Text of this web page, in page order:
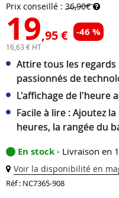
Prix conseillé : 36,90€
19,95 € -46 %
16,63 € HT
Attire tous les
passionnés de
L'affichage de l'heure
Facile à lire : Ajoutez
heures, la rangée du
En stock - Livraison en
Voir la disponibilité en
Réf : NC7365-908